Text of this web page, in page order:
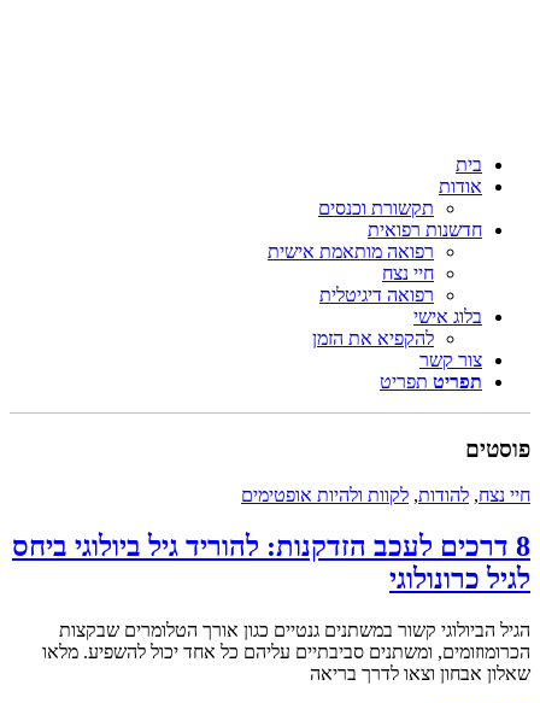
אודות
תקשורת וכנסים
חדשנות רפואית
רפואה מותאמת אישית
חיי נצח
רפואה דיגיטלית
בלוג אישי
להקפיא את הזמן
צור קשר
תפריט תפריט
,להודות,לקוות ולהיות אופטימים
לעכב הזדקנות: להוריד גיל ביולוגי ביחס
כרונולוגי
קשור במשתנים גנטיים כגון אורך הטלומרים שבקצות
ומשתנים סביבתיים עליהם כל אחד יכול להשפיע. מלאו
אבחון וצאו לדרך בריאה